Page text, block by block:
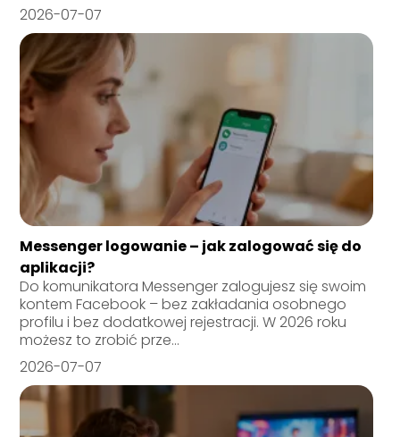
2026-07-07
Messenger logowanie – jak zalogować się do
aplikacji?
Do komunikatora Messenger zalogujesz się swoim
kontem Facebook – bez zakładania osobnego
profilu i bez dodatkowej rejestracji. W 2026 roku
możesz to zrobić prze...
2026-07-07